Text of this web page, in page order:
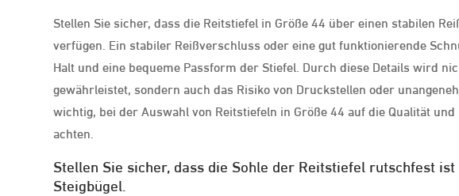
Stellen Sie sicher, dass die Reitstiefel in Größe 44 über einen stabilen
verfügen. Ein stabiler Reißverschluss oder eine gut funktionierende
Halt und eine bequeme Passform der Stiefel. Durch diese Details wird
gewährleistet, sondern auch das Risiko von Druckstellen oder
wichtig, bei der Auswahl von Reitstiefeln in Größe 44 auf die Qualität
achten.
Stellen Sie sicher, dass die Sohle der Reitstiefel rutschfest
Steigbügel.